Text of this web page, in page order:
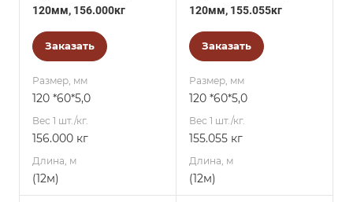
120мм, 156.000кг
Заказать
Размер, мм
120 *60*5,0
Вес 1 шт./кг.
156.000 кг
Длина, м
(12м)
120мм, 155.055кг
Заказать
Размер, мм
120 *60*5,0
Вес 1 шт./кг.
155.055 кг
Длина, м
(12м)